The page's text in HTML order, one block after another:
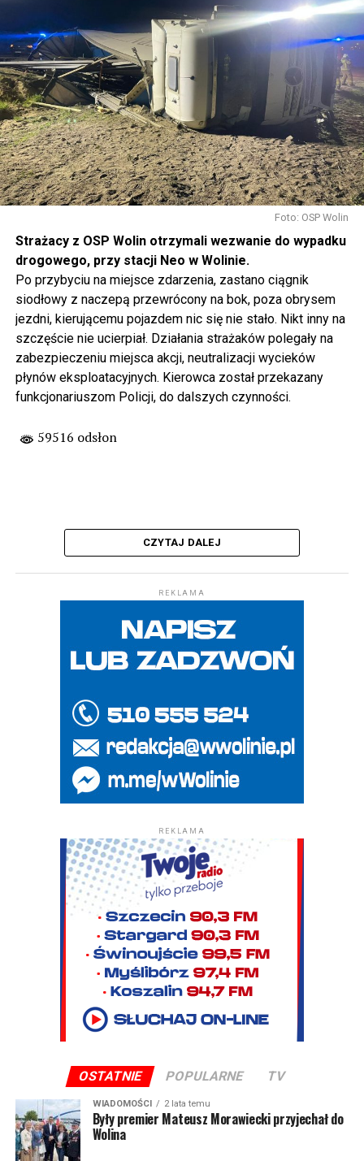
Foto: OSP Wolin
Strażacy z OSP Wolin otrzymali wezwanie do wypadku
drogowego, przy stacji Neo w Wolinie.
Po przybyciu na miejsce zdarzenia, zastano ciągnik
siodłowy z naczepą przewrócony na bok, poza obrysem
jezdni, kierującemu pojazdem nic się nie stało. Nikt inny na
szczęście nie ucierpiał. Działania strażaków polegały na
zabezpieczeniu miejsca akcji, neutralizacji wycieków
płynów eksploatacyjnych. Kierowca został przekazany
funkcjonariuszom Policji, do dalszych czynności.
59516 odsłon
CZYTAJ DALEJ
REKLAMA
REKLAMA
OSTATNIE POPULARNE TV
WIADOMOŚCI 2 lata temu
Były premier Mateusz Morawiecki przyjechał do
Wolina